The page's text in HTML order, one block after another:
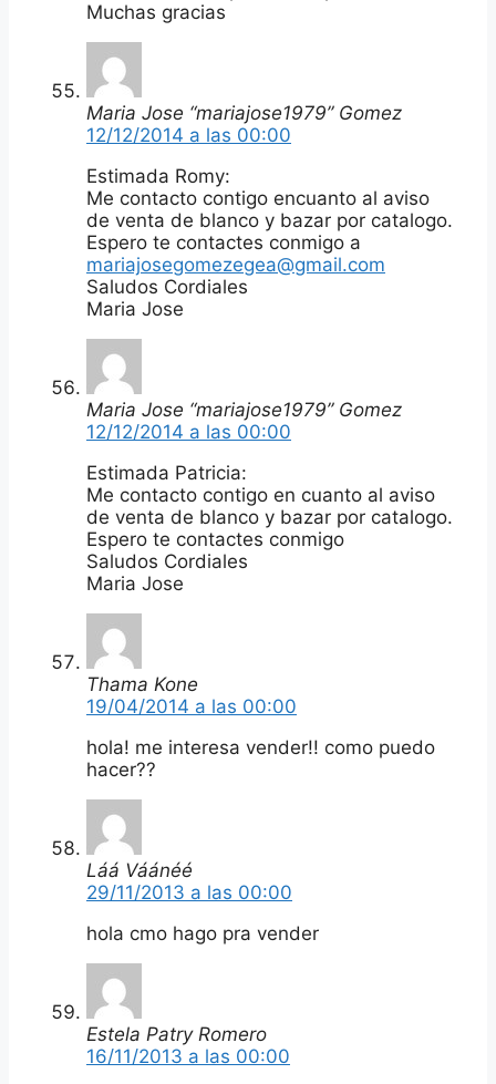
Muchas gracias
Maria Jose “mariajose1979” Gomez
12/12/2014 a las 00:00
Estimada Romy:
Me contacto contigo encuanto al aviso
de venta de blanco y bazar por catalogo.
Espero te contactes conmigo a
mariajosegomezegea@gmail.com
Saludos Cordiales
Maria Jose
Maria Jose “mariajose1979” Gomez
12/12/2014 a las 00:00
Estimada Patricia:
Me contacto contigo en cuanto al aviso
de venta de blanco y bazar por catalogo.
Espero te contactes conmigo
Saludos Cordiales
Maria Jose
Thama Kone
19/04/2014 a las 00:00
hola! me interesa vender!! como puedo
hacer??
Láá Váánéé
29/11/2013 a las 00:00
hola cmo hago pra vender
Estela Patry Romero
16/11/2013 a las 00:00